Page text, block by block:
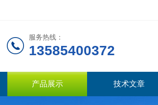
服务热线：
13585400372
产品展示 技术文章